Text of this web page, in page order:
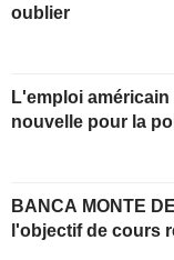
oublier
L'emploi
nouvelle pour la
BANCA MONTE
l'objectif de cours